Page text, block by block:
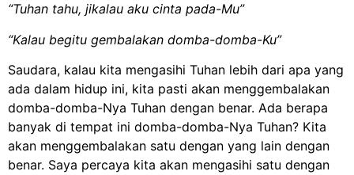
“Tuhan tahu, jikalau aku cinta pada-Mu”
“Kalau begitu gembalakan domba-domba-Ku”
Saudara, kalau kita mengasihi Tuhan lebih dari apa yang
ada dalam hidup ini, kita pasti akan menggembalakan
domba-domba-Nya Tuhan dengan benar. Ada berapa
banyak di tempat ini domba-domba-Nya Tuhan? Kita
akan menggembalakan satu dengan yang lain dengan
benar. Saya percaya kita akan mengasihi satu dengan